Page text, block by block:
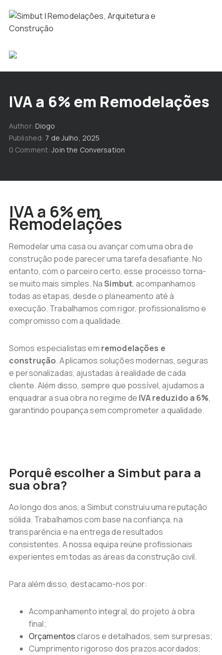
IVA a 6% em Remodelações
Author Diogo
Published 7 de Julho, 2025
0 Comment Join the Conversation
IVA a 6% em
Remodelações
Remodelar uma casa ou avançar com uma obra de
construção pode parecer uma tarefa desafiante. No
entanto, com o parceiro certo, esse processo torna-
se muito mais simples. NaSimbut, acompanhamos
todas as etapas, desde o planeamento até à
execução. Trabalhamos com rigor, profissionalismo e
compromisso com a qualidade.
Somos especialistas em remodelações e
construção. Aplicamos soluções modernas, seguras
e personalizadas, ajustadas à realidade de cada
cliente. Além disso, sempre que possível, ajudamos a
enquadrar a sua obra no regime de IVA reduzido a 6%,
garantindo poupança sem comprometer a qualidade.
Porquê escolher a Simbut para a
sua obra?
Ao longo dos anos, a Simbut construiu uma reputação
sólida. Trabalhamos com base na confiança, na
transparência e na entrega de resultados
consistentes. A nossa equipa reúne profissionais
experientes em todas as áreas da construção civil.
Para além disso, destacamo-nos por:
Acompanhamento integral, do projeto à obra
final;
Orçamentosclaros e detalhados, sem surpresas;
Cumprimento rigoroso dos prazos acordados;